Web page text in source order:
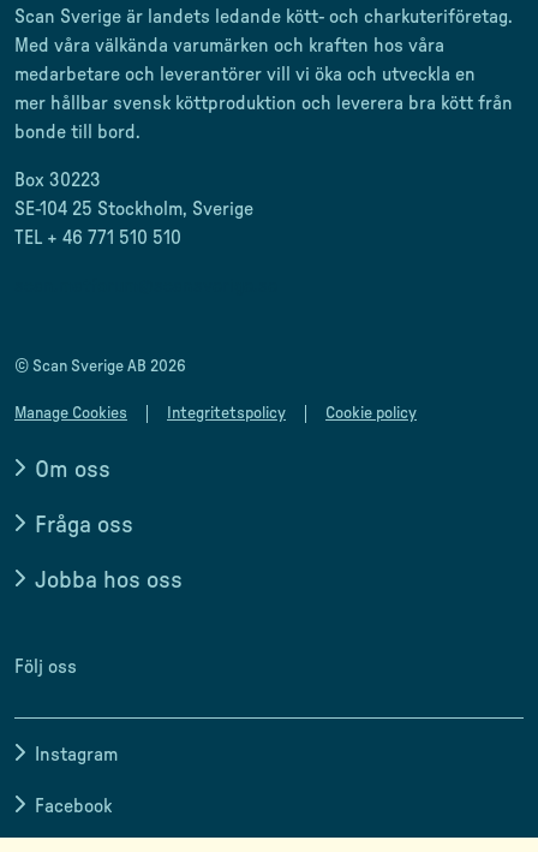
Scan Sverige är landets ledande kött- och charkuteriföretag.
Med våra välkända varumärken och kraften hos våra
medarbetare och leverantörer vill vi öka och utveckla en
mer hållbar svensk köttproduktion och leverera bra kött från
bonde till
bord.
Box 30223
SE-104 25 Stockholm, Sverige
TEL + 46 771 510 510
© Scan Sverige AB 2026
Manage Cookies Integritetspolicy Cookie policy
Om oss
Fråga oss
Jobba hos oss
Följ oss
Instagram
Facebook